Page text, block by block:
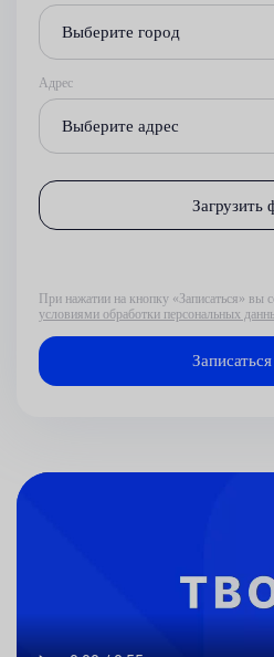
Выберите город
Адрес
Выберите адрес
Загрузить
При нажатии на кнопку «Записаться» вы
условиями обработки персональных